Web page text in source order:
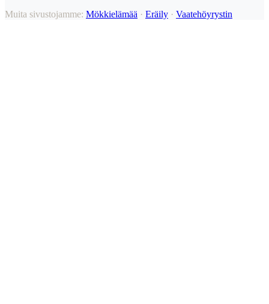
Muita sivustojamme: Mökkielämää · Eräily · Vaatehöyrystin